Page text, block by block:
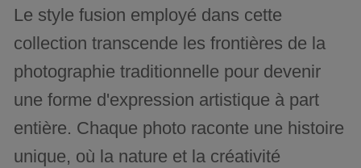
Le style fusion employé dans cette
collection transcende les frontières de la
photographie traditionnelle pour devenir
une forme d'expression artistique à part
entière. Chaque photo raconte une histoire
unique, où la nature et la créativité